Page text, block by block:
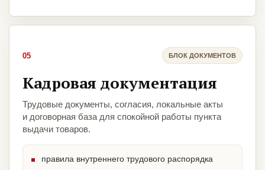
05 БЛОК ДОКУМЕНТОВ
Кадровая документация
Трудовые документы, согласия, локальные акты
и договорная база для спокойной работы пункта
выдачи товаров.
правила внутреннего трудового распорядка